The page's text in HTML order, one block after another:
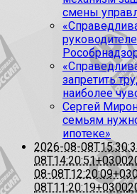
смены
запретить
наиболее
Сергей
семьям
ипотеке»
2026-08-
08T14:20:51+0300
08-
08T11:20:19+0300